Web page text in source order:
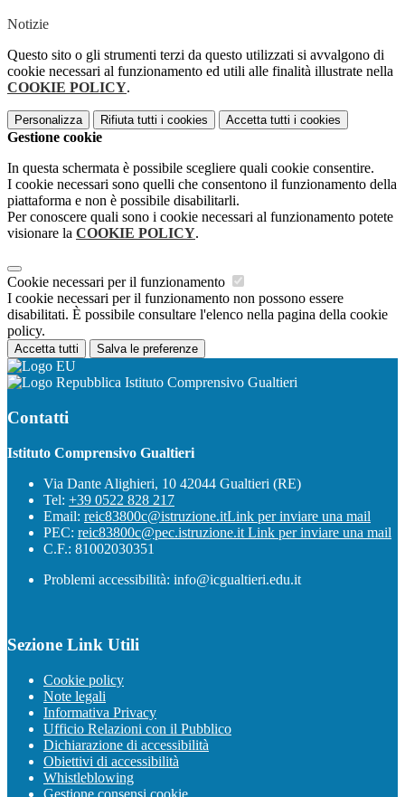
Notizie
Questo sito o gli strumenti terzi da questo utilizzati si avvalgono di
cookie necessari al funzionamento ed utili alle finalità illustrate nella
COOKIE POLICY.
Personalizza Rifiuta tutti i cookies Accetta tutti i cookies
Gestione cookie
In questa schermata è possibile scegliere quali cookie consentire.
I cookie necessari sono quelli che consentono il funzionamento della
piattaforma e non è possibile disabilitarli.
Per conoscere quali sono i cookie necessari al funzionamento potete
visionare la COOKIE POLICY.
Cookie necessari per il funzionamento
I cookie necessari per il funzionamento non possono essere
disabilitati. È possibile consultare l'elenco nella pagina della cookie
policy.
Accetta tutti Salva le preferenze
Istituto Comprensivo Gualtieri
Contatti
Istituto Comprensivo Gualtieri
Via Dante Alighieri, 10 42044 Gualtieri (RE)
Tel: +39 0522 828 217
Email: reic83800c@istruzione.itLink per inviare una mail
PEC: reic83800c@pec.istruzione.it Link per inviare una mail
C.F.: 81002030351
Problemi accessibilità: info@icgualtieri.edu.it
Sezione Link Utili
Cookie policy
Note legali
Informativa Privacy
Ufficio Relazioni con il Pubblico
Dichiarazione di accessibilità
Obiettivi di accessibilità
Whistleblowing
Gestione consensi cookie